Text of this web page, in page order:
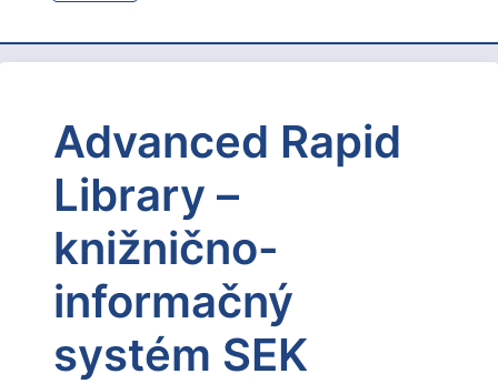
Advanced Rapid
Library –
knižnično-
informačný
systém SEK